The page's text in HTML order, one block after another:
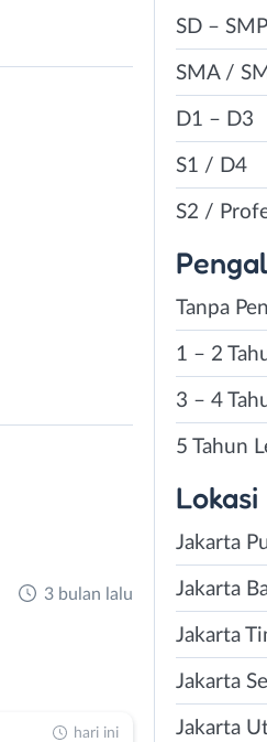
3 bulan lalu
hari ini
SD – SMP
SMA /
D1 – D3
S1 / D4
S2 /
Tanpa
1 – 2
3 – 4
5 Tahun
Lokasi
Jakarta
Jakarta
Jakarta
Jakarta
Jakarta